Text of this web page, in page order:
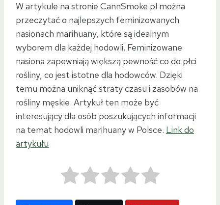
W artykule na stronie CannSmoke.pl można
przeczytać o najlepszych feminizowanych
nasionach marihuany, które są idealnym
wyborem dla każdej hodowli. Feminizowane
nasiona zapewniają większą pewność co do płci
rośliny, co jest istotne dla hodowców. Dzięki
temu można uniknąć straty czasu i zasobów na
rośliny męskie. Artykuł ten może być
interesujący dla osób poszukujących informacji
na temat hodowli marihuany w Polsce. Link do
artykułu